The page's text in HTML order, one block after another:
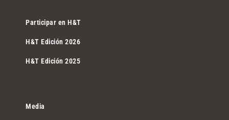
Participar en H&T
H&T Edición 2026
H&T Edición 2025
Media